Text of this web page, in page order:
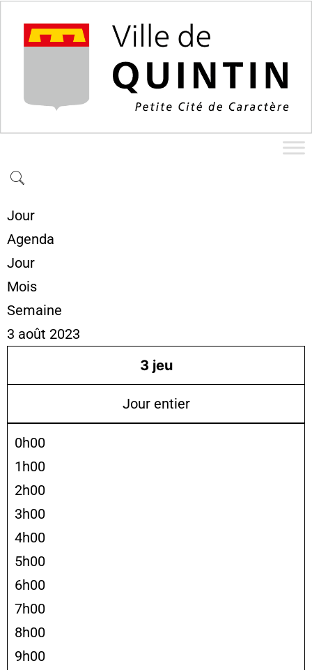
Jour
Agenda
Jour
Mois
Semaine
3 août 2023
3 jeu
Jour entier
0h00
1h00
2h00
3h00
4h00
5h00
6h00
7h00
8h00
9h00